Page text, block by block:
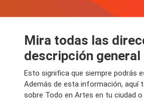
Mira todas las
descripción general
Esto significa que siempre podrás
Además de esta información, aquí
sobre Todo en Artes en tu ciudad